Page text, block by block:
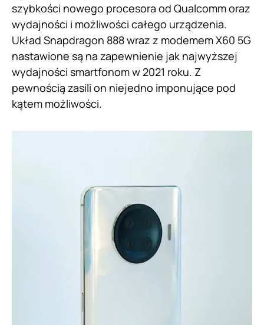
szybkości nowego procesora od Qualcomm oraz
wydajności i możliwości całego urządzenia.
Układ Snapdragon 888 wraz z modemem X60 5G
nastawione są na zapewnienie jak najwyższej
wydajności smartfonom w 2021 roku. Z
pewnością zasili on niejedno imponujące pod
kątem możliwości.